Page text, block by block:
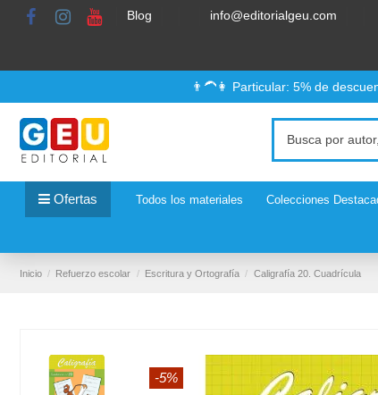
Blog info@editorialgeu.com
👨‍🦱👩 Particular: 5% de
Ofertas Todos los materiales Colecciones
Inicio Refuerzo escolar Escritura y Ortografía Caligrafía 20. Cuadrícula
-5%